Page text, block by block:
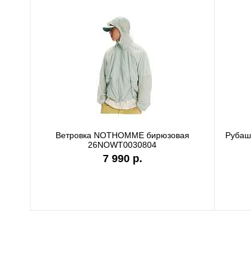
Футболка Carhartt WIP white I036244
7 990 р.